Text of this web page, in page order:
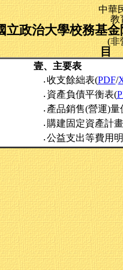
中華
教
立政治大學校務基
(非
壹、主要表
‧收支餘絀表(PDF/
‧ 資產負債平衡表(
‧ 產品銷售(營運)量
‧ 購建固定資產計
‧公益支出等費用